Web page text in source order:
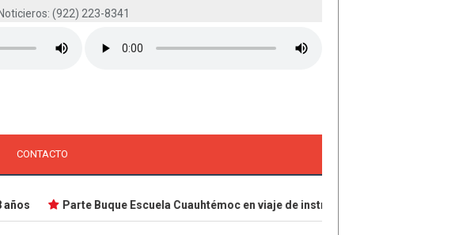
(922) 223-8341
CONTACTO
Parte Buque Escuela Cuauhtémoc en viaje de instrucción ¿De dónde?